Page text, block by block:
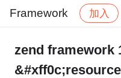
Framework 加入
Framework
zend framework